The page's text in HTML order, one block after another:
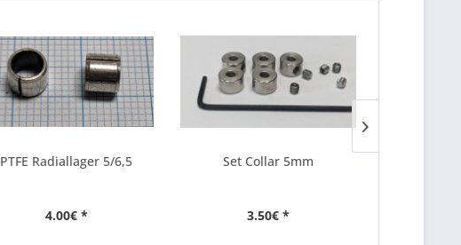
PTFE Radiallager 5/6,5
4.00€ *
Set Collar 5mm
3.50€ *